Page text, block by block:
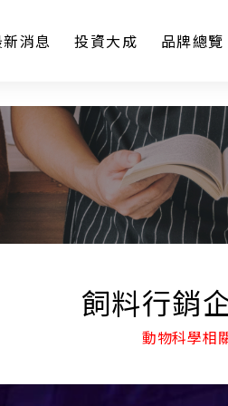
消息 投資大成 品牌總覽
飼料行銷
動物科學相